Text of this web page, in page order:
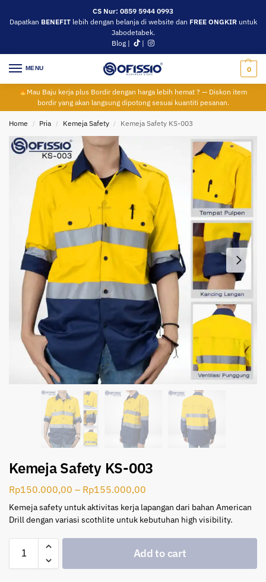
CS Nur: 0859 5944 0993
Dapatkan BENEFITlebih dengan belanja di website dan FREE ONGKIRuntuk
Jabodetabek.
Blog | |
MENU 0
Mau Baju kerja plus Bordir dengan harga lebih hemat ? — Diskon item
bordir yang akan langsung dipotong sesuai kuantiti pesanan.
Home / Pria / Kemeja Safety / Kemeja Safety KS-003
Kemeja Safety KS-003
Rp150.000,00 – Rp155.000,00
Kemeja safety untuk aktivitas kerja lapangan dari bahan American
Drill dengan variasi scothlite untuk kebutuhan high visibility.
Add to cart